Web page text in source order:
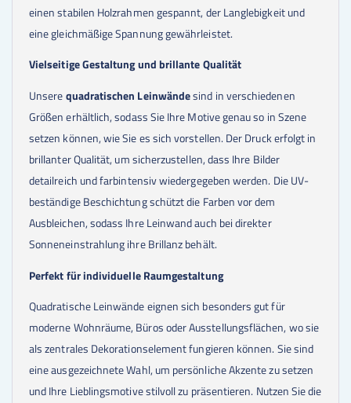
50Stk. 66,44 €
einen stabilen Holzrahmen gespannt, der Langlebigkeit und
eine gleichmäßige Spannung gewährleistet.
Vielseitige Gestaltung und brillante Qualität
Unserequadratischen Leinwändesind in verschiedenen
Größen erhältlich, sodass Sie Ihre Motive genau so in Szene
setzen können, wie Sie es sich vorstellen. Der Druck erfolgt in
brillanter Qualität, um sicherzustellen, dass Ihre Bilder
detailreich und farbintensiv wiedergegeben werden. Die UV-
beständige Beschichtung schützt die Farben vor dem
Ausbleichen, sodass Ihre Leinwand auch bei direkter
Sonneneinstrahlung ihre Brillanz behält.
Perfekt für individuelle Raumgestaltung
Quadratische Leinwände eignen sich besonders gut für
moderne Wohnräume, Büros oder Ausstellungsflächen, wo sie
als zentrales Dekorationselement fungieren können. Sie sind
eine ausgezeichnete Wahl, um persönliche Akzente zu setzen
und Ihre Lieblingsmotive stilvoll zu präsentieren. Nutzen Sie die